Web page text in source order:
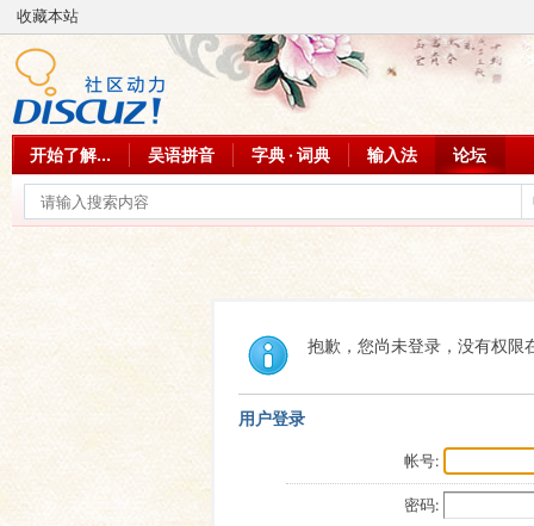
收藏本站
开始了解... 吴语拼音 字典 · 词典 输入法 论坛
抱歉，您尚未登录，没有权限
用户登录
帐号:
密码: